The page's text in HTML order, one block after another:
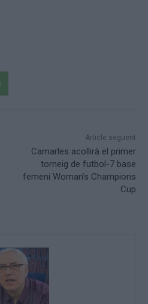
Article següent
Camarles acollirà el primer
torneig de futbol-7 base
femení Woman’s Champions
Cup